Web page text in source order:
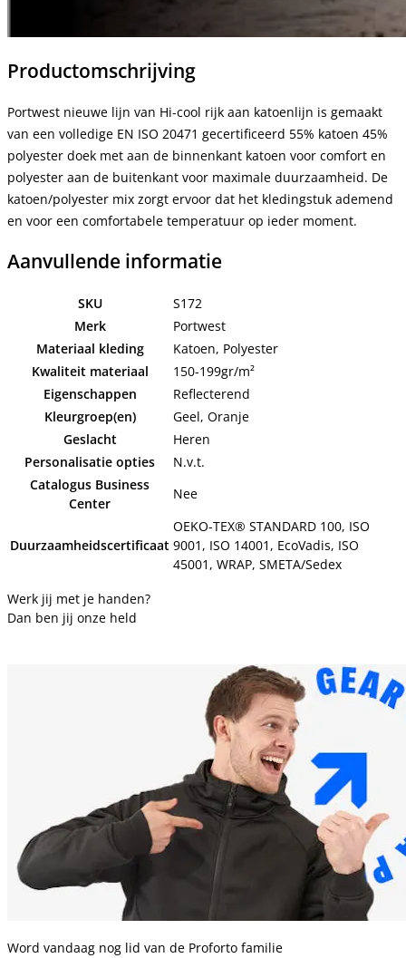
Productomschrijving
Portwest nieuwe lijn van Hi-cool rijk aan katoenlijn is gemaakt
van een volledige EN ISO 20471 gecertificeerd 55% katoen 45%
polyester doek met aan de binnenkant katoen voor comfort en
polyester aan de buitenkant voor maximale duurzaamheid. De
katoen/polyester mix zorgt ervoor dat het kledingstuk ademend
en voor een comfortabele temperatuur op ieder moment.
Aanvullende informatie
SKU
S172
Merk
Portwest
Materiaal kleding
Katoen, Polyester
Kwaliteit materiaal
150-199gr/m²
Eigenschappen
Reflecterend
Kleurgroep(en)
Geel, Oranje
Geslacht
Heren
Personalisatie opties
N.v.t.
Catalogus Business
Center
Nee
Duurzaamheidscertificaat
OEKO-TEX® STANDARD 100, ISO
9001, ISO 14001, EcoVadis, ISO
45001, WRAP, SMETA/Sedex
Werk jij met je handen?
Dan ben jij onze held
Word vandaag nog lid van de Proforto familie